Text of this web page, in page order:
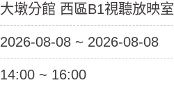
大墩分館 西區B1視聽放映室
2026-08-08 ~ 2026-08-08
14:00 ~ 16:00